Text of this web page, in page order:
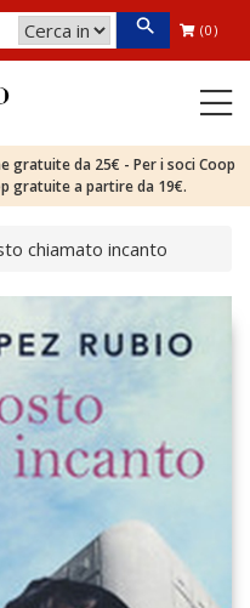
(0)
gratuite da 25€ - Per i soci Coop
gratuite a partire da 19€.
chiamato incanto